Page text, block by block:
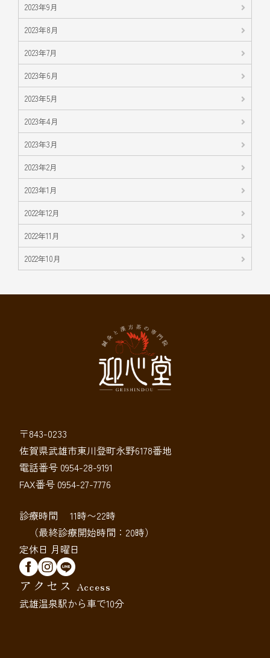
2023年9月
2023年8月
2023年7月
2023年6月
2023年5月
2023年4月
2023年3月
2023年2月
2023年1月
2022年12月
2022年11月
2022年10月
〒843-0233
佐賀県武雄市東川登町永野6178番地
電話番号 0954-28-9191
FAX番号 0954-27-7776
診療時間 11時〜22時
（最終診療開始時間：20時）
定休日 月曜日
アクセス Access
武雄温泉駅から車で10分